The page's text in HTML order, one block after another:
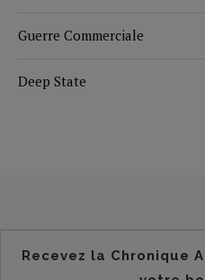
Guerre Commerciale
Deep State
Recevez la Chronique